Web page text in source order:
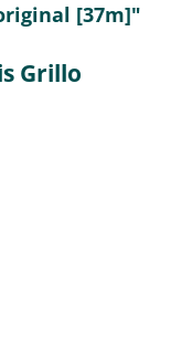
[37m]"
Grillo